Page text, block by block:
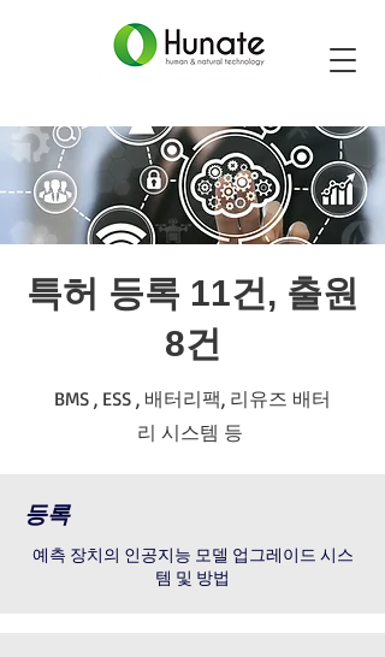
​특허 등록 11건, 출원
8건
BMS , ESS , 배터리팩, 리유즈 배터
리 시스템 등
등록
예측 장치의 인공지능 모델 업그레이드 시스
템 및 방법